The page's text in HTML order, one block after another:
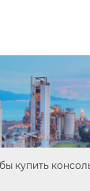
купить